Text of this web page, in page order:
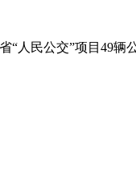
人民公交”项目49